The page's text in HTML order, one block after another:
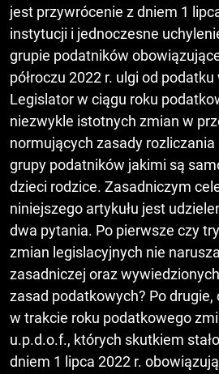
jest przywrócenie z dniem 1
instytucji i jednoczesne
grupie podatników
półroczu 2022 r. ulgi od
Legislator w ciągu roku
niezwykle istotnych zmian w
normujących zasady rozliczania
grupy podatników jakimi są
dzieci rodzice. Zasadniczym
niniejszego artykułu jest
dwa pytania. Po pierwsze czy
zmian legislacyjnych nie
zasadniczej oraz
zasad podatkowych? Po
w trakcie roku podatkowego
u.p.d.o.f., których skutkiem
dniem 1 lipca 2022 r.